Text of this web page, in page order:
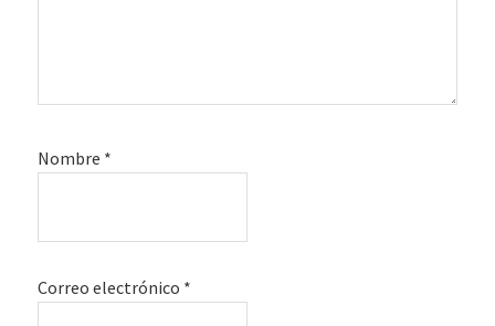
Nombre *
Correo electrónico *